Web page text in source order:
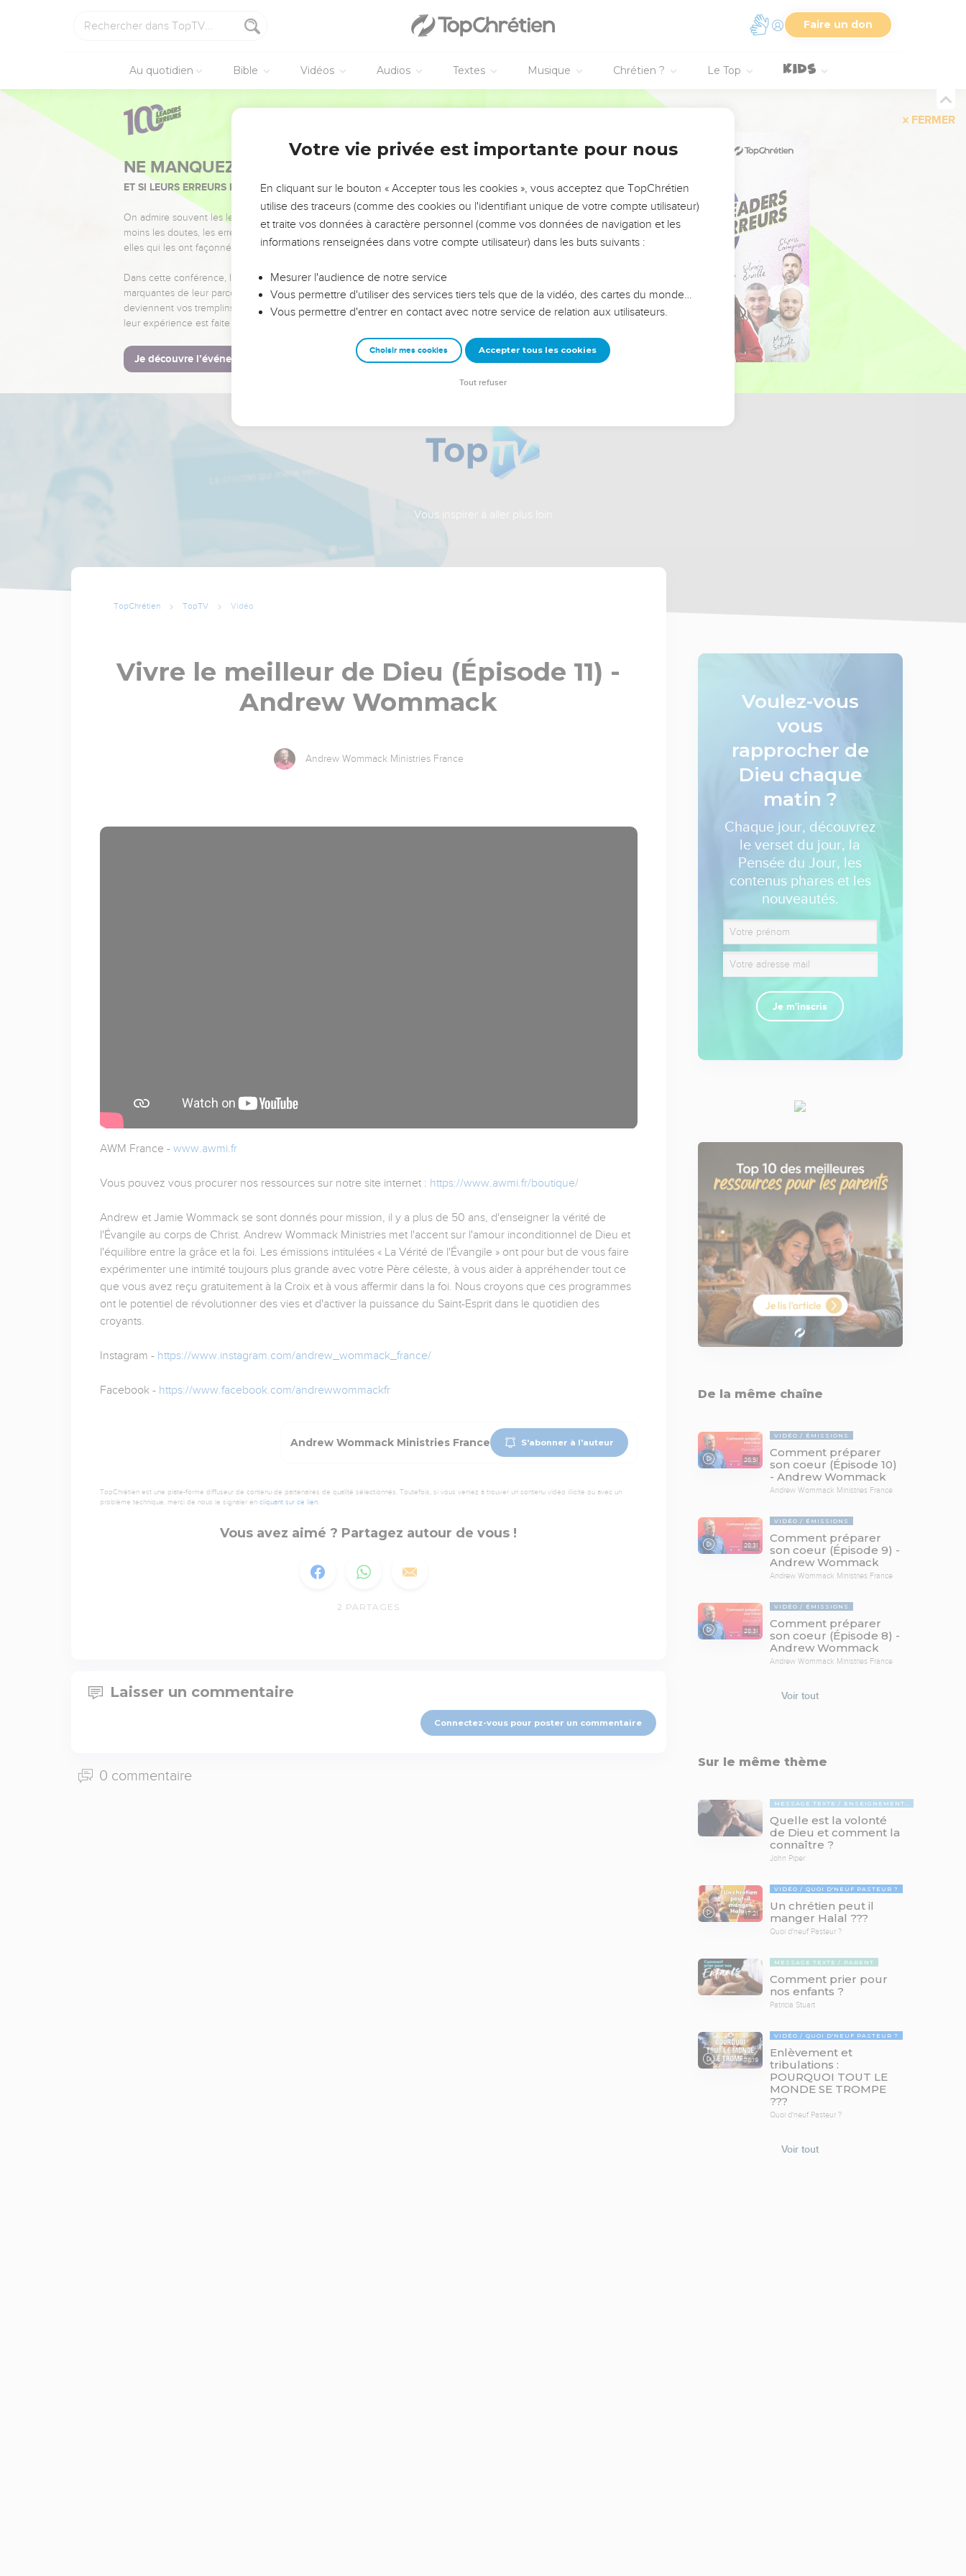
Faire un don
Au quotidien Bible Vidéos Audios Textes Musique Chrétien ? Le Top
FERMER
NE MANQUEZ PAS L’ÉVÉNEMENT DE L’ANNÉE !
ET SI LEURS ERREURS POUVAIENT VOUS ÉVITER LES VOTRES ?
On admire souvent les leaders pour leurs réussites, leur impact, leur foi ou leur vision. Mais on voit
moins les doutes, les erreurs et les saisons difficiles qu'ils ont traversés, alors même que ce sont
elles qui les ont façonnés.
Dans cette conférence, leaders, entrepreneurs, et responsables reviennent sur les erreurs
marquantes de leur parcours et les clés pour avancer avec plus de sagesse afin que leurs erreurs
deviennent vos tremplins. Que vous guidiez un ministère, une équipe, un groupe ou une famille,
leur expérience est faite pour vous.
Je découvre l’événement
Vous inspirer à aller plus loin
TopChrétien TopTV Vidéo
Vivre le meilleur de Dieu (Épisode 11) -
Andrew Wommack
Andrew Wommack Ministries France
AWM France - www.awmi.fr
Vous pouvez vous procurer nos ressources sur notre site internet : https://www.awmi.fr/boutique/
Andrew et Jamie Wommack se sont donnés pour mission, il y a plus de 50 ans, d'enseigner la vérité de
l'Évangile au corps de Christ. Andrew Wommack Ministries met l'accent sur l'amour inconditionnel de Dieu et
l'équilibre entre la grâce et la foi. Les émissions intitulées « La Vérité de l'Évangile » ont pour but de vous faire
expérimenter une intimité toujours plus grande avec votre Père céleste, à vous aider à appréhender tout ce
que vous avez reçu gratuitement à la Croix et à vous affermir dans la foi. Nous croyons que ces programmes
ont le potentiel de révolutionner des vies et d'activer la puissance du Saint-Esprit dans le quotidien des
croyants.
Instagram - https://www.instagram.com/andrew_wommack_france/
Facebook - https://www.facebook.com/andrewwommackfr
Andrew Wommack Ministries France S'abonner à l'auteur
TopChrétien est une plate-forme diffuseur de contenu de partenaires de qualité sélectionnés. Toutefois, si vous veniez à trouver un contenu vidéo illicite ou avec un
problème technique, merci de nous le signaler en cliquant sur ce lien.
Vous avez aimé ? Partagez autour de vous !
2 PARTAGES
Laisser un commentaire
Connectez-vous pour poster un commentaire
0 commentaire
Voulez-vous
vous
rapprocher de
Dieu chaque
matin ?
Chaque jour, découvrez
le verset du jour, la
Pensée du Jour, les
contenus phares et les
nouveautés.
Je m'inscris
De la même chaîne
28:51
VIDÉO ÉMISSIONS
Comment préparer
son coeur (Épisode 10)
- Andrew Wommack
Andrew Wommack Ministries France
28:31
VIDÉO ÉMISSIONS
Comment préparer
son coeur (Épisode 9) -
Andrew Wommack
Andrew Wommack Ministries France
28:31
VIDÉO ÉMISSIONS
Comment préparer
son coeur (Épisode 8) -
Andrew Wommack
Andrew Wommack Ministries France
Voir tout
Sur le même thème
MESSAGE TEXTE ENSEIGNEMENTS BIBLIQUES
Quelle est la volonté
de Dieu et comment la
connaître ?
John Piper
17:21
VIDÉO QUOI D'NEUF PASTEUR ?
Un chrétien peut il
manger Halal ???
Quoi d'neuf Pasteur ?
MESSAGE TEXTE PARENT
Comment prier pour
nos enfants ?
Patricia Stuart
78:19
VIDÉO QUOI D'NEUF PASTEUR ?
Enlèvement et
tribulations :
POURQUOI TOUT LE
MONDE SE TROMPE
???
Quoi d'neuf Pasteur ?
Voir tout
Votre vie privée est importante pour nous
En cliquant sur le bouton « Accepter tous les cookies », vous acceptez que TopChrétien
utilise des traceurs (comme des cookies ou l'identifiant unique de votre compte utilisateur)
et traite vos données à caractère personnel (comme vos données de navigation et les
informations renseignées dans votre compte utilisateur) dans les buts suivants :
Mesurer l'audience de notre service
Vous permettre d'utiliser des services tiers tels que de la vidéo, des cartes du monde…
Vous permettre d'entrer en contact avec notre service de relation aux utilisateurs.
Choisir mes cookies Accepter tous les cookies
Tout refuser